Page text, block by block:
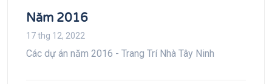
Năm 2016
17 thg 12, 2022
Các dự án năm 2016 - Trang Trí Nhà Tây Ninh